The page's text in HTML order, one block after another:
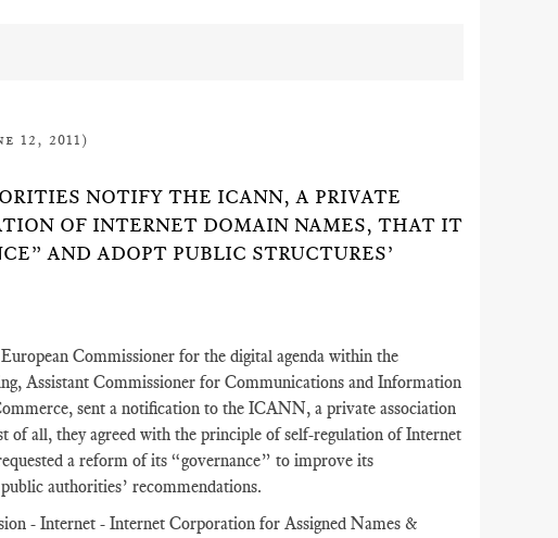
12, 2011)
NOTIFY THE ICANN, A PRIVATE
OF INTERNET DOMAIN NAMES, THAT IT
AND ADOPT PUBLIC STRUCTURES’
Commissioner for the digital agenda within the
Assistant Commissioner for Communications and Information
sent a notification to the ICANN, a private association
of all, they agreed with the principle of self-regulation of Internet
a reform of its “governance” to improve its
authorities’ recommendations.
- Internet - Internet Corporation for Assigned Names &